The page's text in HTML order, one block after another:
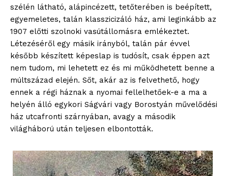
szélén látható, alápincézett, tetőterében is beépített,
egyemeletes, talán klasszicizáló ház, ami leginkább az
1907 előtti szolnoki vasútállomásra emlékeztet.
Létezéséről egy másik irányból, talán pár évvel
később készített képeslap is tudósít, csak éppen azt
nem tudom, mi lehetett ez és mi működhetett benne a
múltszázad elején. Sőt, akár az is felvethető, hogy
ennek a régi háznak a nyomai fellelhetőek-e a ma a
helyén álló egykori Ságvári vagy Borostyán művelődési
ház utcafronti szárnyában, avagy a második
világháború után teljesen elbontották.